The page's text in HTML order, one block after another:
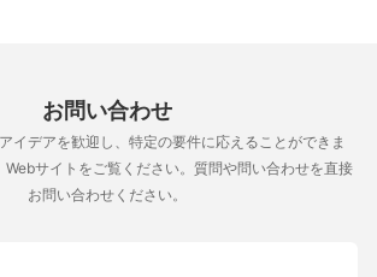
お問い合わせ
イデアを歓迎し、特定の要件に応えることができま
サイトをご覧ください。質問や問い合わせを直接
お問い合わせください。